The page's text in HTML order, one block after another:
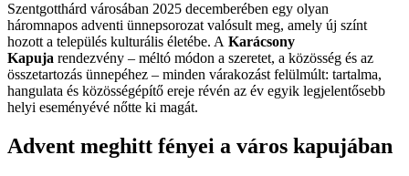
Szentgotthárd városában 2025 decemberében egy olyan
háromnapos adventi ünnepsorozat valósult meg, amely új színt
hozott a település kulturális életébe. A Karácsony
Kapuja rendezvény – méltó módon a szeretet, a közösség és az
összetartozás ünnepéhez – minden várakozást felülmúlt: tartalma,
hangulata és közösségépítő ereje révén az év egyik legjelentősebb
helyi eseményévé nőtte ki magát.
Advent meghitt fényei a város kapujában